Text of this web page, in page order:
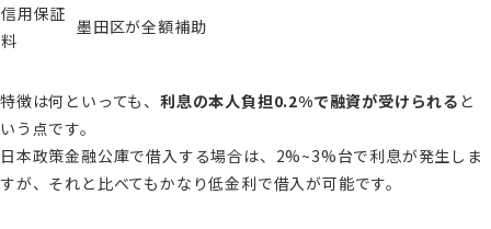
信用保証
料
墨田区が全額補助
特徴は何といっても、 利息の本人負担0.2%で融資が受けられる と
いう点です。
日本政策金融公庫で借入する場合は、2%~3%台で利息が発生しま
すが、それと比べてもかなり低金利で借入が可能です。